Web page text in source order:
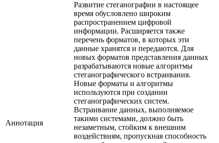
Аннотация
Развитие стеганографии в настоящее
время обусловлено широким
распространением цифровой
информации. Расширяется также
перечень форматов, в которых эти
данные хранятся и передаются. Для
новых форматов представления данных
разрабатываются новые алгоритмы
стеганографического встраивания.
Новые форматы и алгоритмы
используются при создании
стеганографических систем.
Встраивание данных, выполняемое
такими системами, должно быть
незаметным, стойким к внешним
воздействиям, пропускная способность